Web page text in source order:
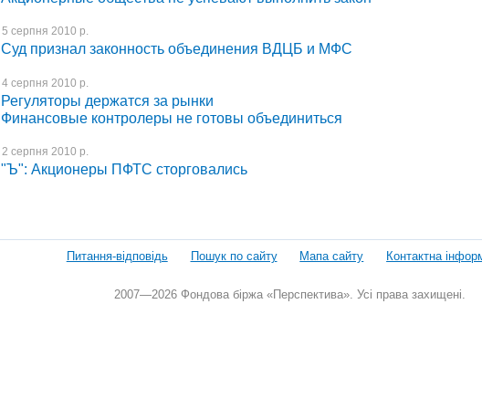
5 серпня 2010 р.
Суд признал законность объединения ВДЦБ и МФС
4 серпня 2010 р.
Регуляторы держатся за рынки
Финансовые контролеры не готовы объединиться
2 серпня 2010 р.
"Ъ": Акционеры ПФТС сторговались
Питання-відповідь Пошук по сайту Мапа сайту Контактна
2007—2026 Фондова біржа «Перспектива». Усі права захищені.